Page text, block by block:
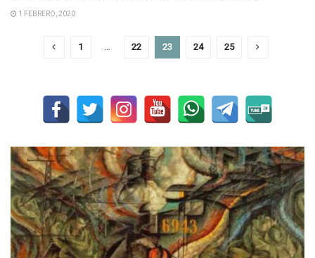
1 FEBRERO, 2020
1 22 23 24 25